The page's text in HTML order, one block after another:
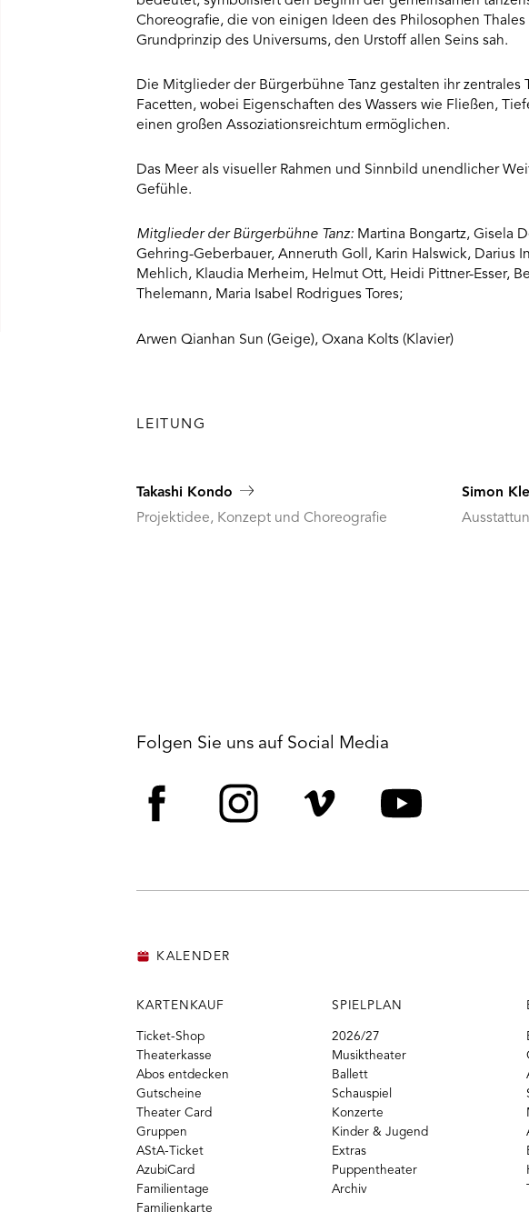
Choreografie, die von einigen Ideen des Philosophen
Grundprinzip des Universums, den Urstoff allen Seins sah.
Die Mitglieder der Bürgerbühne Tanz gestalten ihr zentrales
Facetten, wobei Eigenschaften des Wassers wie Fließen,
einen großen Assoziationsreichtum ermöglichen.
Das Meer als visueller Rahmen und Sinnbild unendlicher
Gefühle.
Mitglieder der Bürgerbühne Tanz: Martina Bongartz, Gisela
Gehring-Geberbauer, Anneruth Goll, Karin Halswick, Darius
Mehlich, Klaudia Merheim, Helmut Ott, Heidi Pittner-Esser,
Thelemann, Maria Isabel Rodrigues Tores;
Arwen Qianhan Sun (Geige), Oxana Kolts (Klavier)
LEITUNG
Takashi Kondo
Projektidee, Konzept und Choreografie
Simon
Folgen Sie uns auf Social Media
KALENDER
KARTENKAUF
Ticket-Shop
Theaterkasse
Abos entdecken
Gutscheine
Theater Card
Gruppen
AStA-Ticket
AzubiCard
Familientage
Familienkarte
SPIELPLAN
2026/27
Musiktheater
Ballett
Schauspiel
Konzerte
Kinder & Jugend
Extras
Puppentheater
Archiv